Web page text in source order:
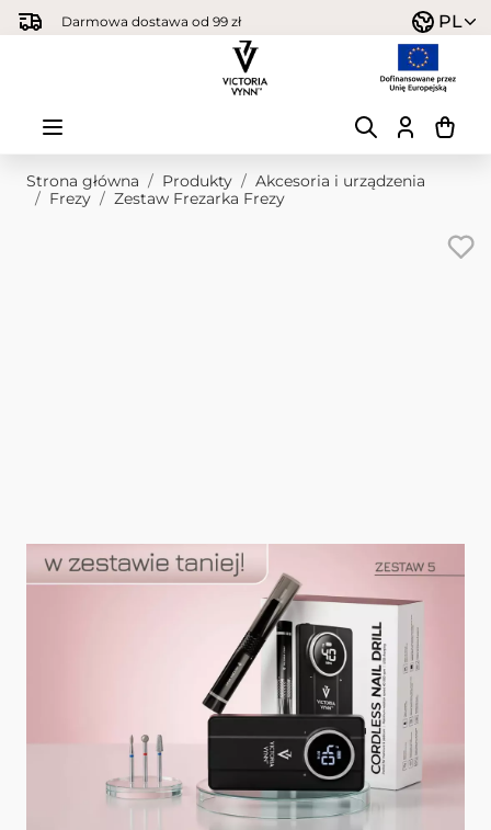
Przejdź do treści
Darmowa dostawa od 99 zł PL
Strona główna / Produkty / Akcesoria i urządzenia
/ Frezy / Zestaw Frezarka Frezy
Zestaw do manicure
Frezarka bezprzewodowa, frez
do usuwania masy, frezy do
Zestaw do frezowania VICTORIA VYNN